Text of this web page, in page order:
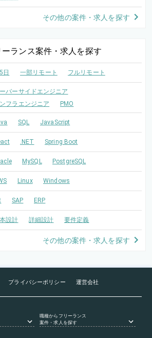
その他の案件・求人を探す
ーランス案件・求人を探す
日 一部リモート フルリモート
バーサイドエンジニア
フラエンジニア
PMO
SQL JavaScript
.NET Spring Boot
MySQL PostgreSQL
Linux Windows
SAP ERP
設計 詳細設計 要件定義
その他の案件・求人を探す
プライバシーポリシー 運営会社
職種からフリーランス
案件・求人を探す